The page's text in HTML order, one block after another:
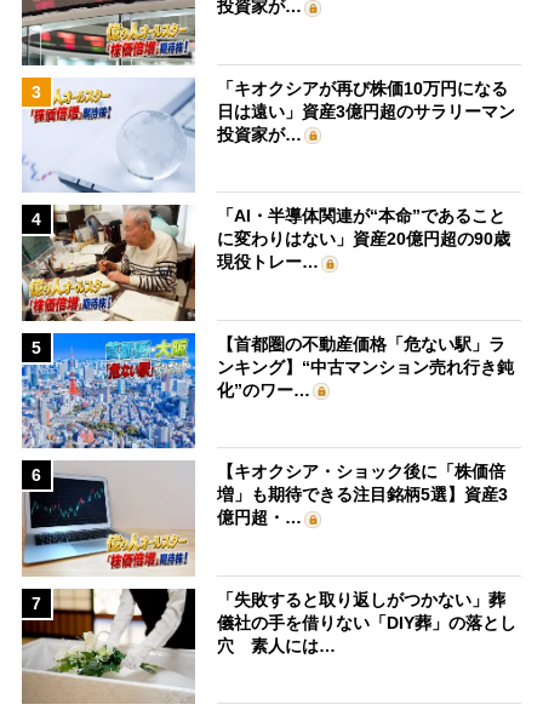
投資家が…
3
「キオクシアが再び株価10万円になる
日は遠い」資産3億円超のサラリーマン
投資家が…
4
「AI・半導体関連が“本命”であること
に変わりはない」資産20億円超の90歳
現役トレー…
5
【首都圏の不動産価格「危ない駅」ラ
ンキング】“中古マンション売れ行き鈍
化”のワー…
6
【キオクシア・ショック後に「株価倍
増」も期待できる注目銘柄5選】資産3
億円超・…
7
「失敗すると取り返しがつかない」葬
儀社の手を借りない「DIY葬」の落とし
穴 素人には…